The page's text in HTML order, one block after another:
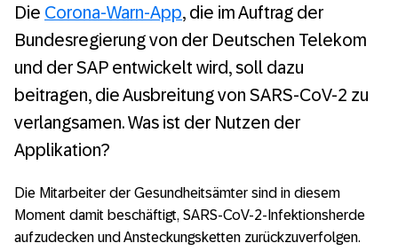
EU-Corona-Gateway: Wir sind live!
In die Mangel genommen: Corona-Warn-
App besteht Sicherheitstest souverän
Corona-Warn-App-Entwicklung: „Bug-Fixing“
mit Sorgfalt
dem ersten Monat?
In knapp 50 Tagen programmiert: Telekom
Die Corona-Warn-App, die im Auftrag der
Bundesregierung von der Deutschen Telekom
und der SAP entwickelt wird, soll dazu
beitragen, die Ausbreitung von SARS-CoV-2 zu
verlangsamen. Was ist der Nutzen der
Applikation?
Die Mitarbeiter der Gesundheitsämter sind in diesem
Moment damit beschäftigt, SARS-CoV-2-Infektionsherde
aufzudecken und Ansteckungsketten zurückzuverfolgen.